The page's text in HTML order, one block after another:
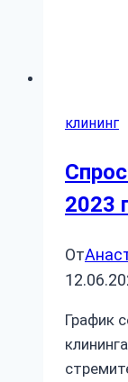
клининг
2023
От
График